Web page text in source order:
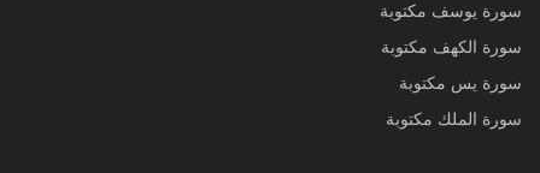
سورة يوسف مكتوبة
سورة الكهف مكتوبة
سورة يس مكتوبة
سورة الملك مكتوبة